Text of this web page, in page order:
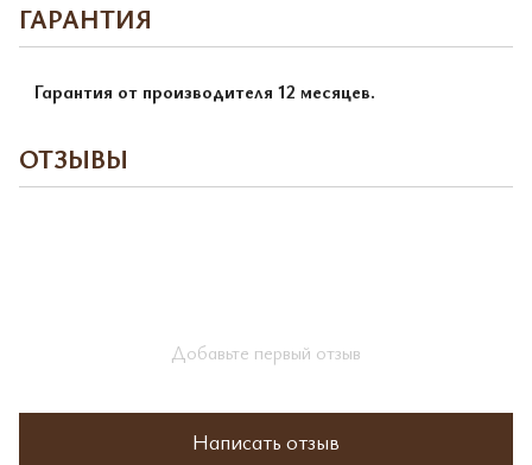
ГАРАНТИЯ
Гарантия от производителя 12 месяцев.
ОТЗЫВЫ
Добавьте первый отзыв
Написать отзыв